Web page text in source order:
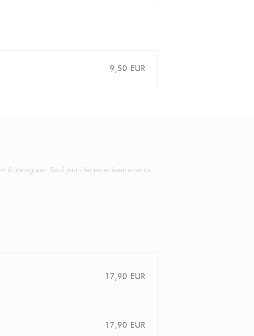
9,50 EUR
& instagram. Sauf jours fériés et évenements
17,90 EUR
17,90 EUR